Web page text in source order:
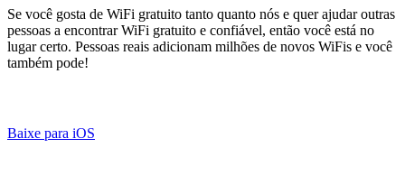
Se você gosta de WiFi gratuito tanto quanto nós e quer ajudar outras
pessoas a encontrar WiFi gratuito e confiável, então você está no
lugar certo. Pessoas reais adicionam milhões de novos WiFis e você
também pode!
Baixe para iOS